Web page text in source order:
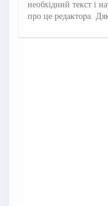
необхідний текст і
про це редактора.